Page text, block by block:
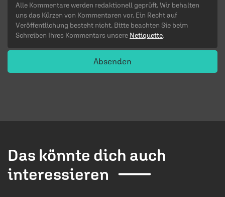
Alle Kommentare werden redaktionell geprüft. Wir behalten
uns das Kürzen von Kommentaren vor. Ein Recht auf
Veröffentlichung besteht nicht. Bitte beachten Sie beim
Schreiben Ihres Kommentars unsere Netiquette.
Absenden
Das könnte dich auch
interessieren